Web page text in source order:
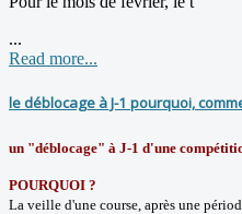
...
Read more...
le déblocage à J-1 pourquoi,
un "déblocage" à J-1 d'une
POURQUOI ?
La veille d'une course, après une